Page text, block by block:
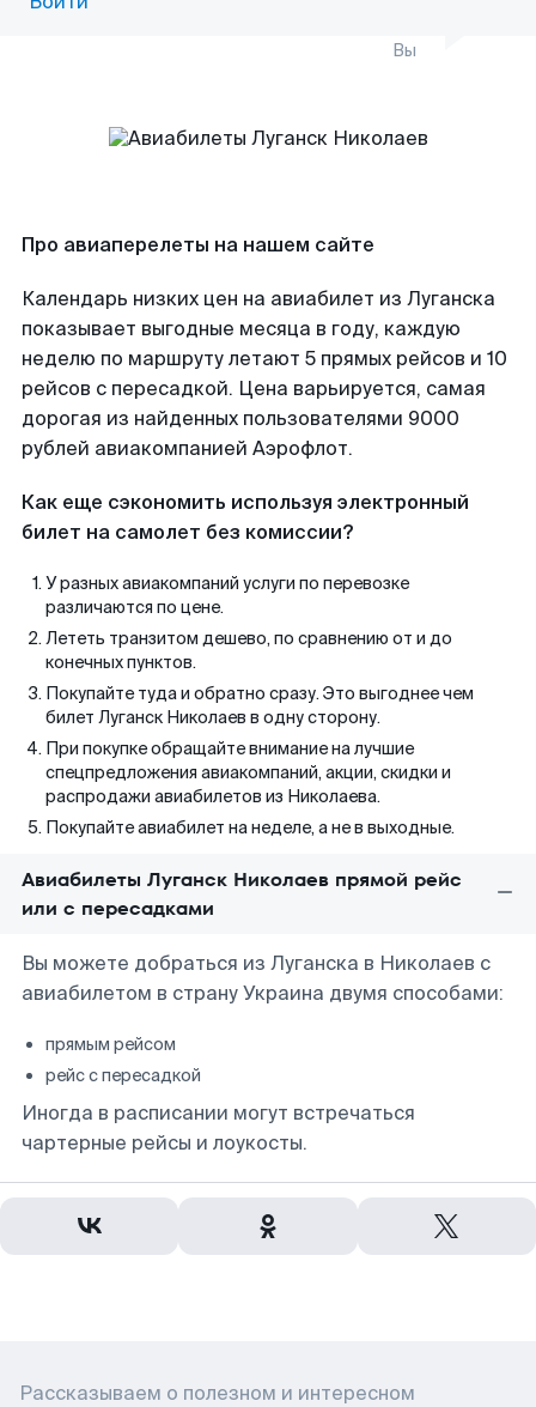
Вы
Про авиаперелеты на нашем сайте
Календарь низких цен на авиабилет из Луганска
показывает выгодные месяца в году, каждую
неделю по маршруту летают 5 прямых рейсов и 10
рейсов с пересадкой. Цена варьируется, самая
дорогая из найденных пользователями 9000
рублей авиакомпанией Аэрофлот.
Как еще сэкономить используя электронный
билет на самолет без комиссии?
У разных авиакомпаний услуги по перевозке
различаются по цене.
Лететь транзитом дешево, по сравнению от и до
конечных пунктов.
Покупайте туда и обратно сразу. Это выгоднее чем
билет Луганск Николаев в одну сторону.
При покупке обращайте внимание на лучшие
спецпредложения авиакомпаний, акции, скидки и
распродажи авиабилетов из Николаева.
Покупайте авиабилет на неделе, а не в выходные.
Авиабилеты Луганск Николаев прямой рейс
или с пересадками
Вы можете добраться из Луганска в Николаев с
авиабилетом в страну Украина двумя способами:
прямым рейсом
рейс с пересадкой
Иногда в расписании могут встречаться
чартерные рейсы и лоукосты.
Рассказываем о полезном и интересном